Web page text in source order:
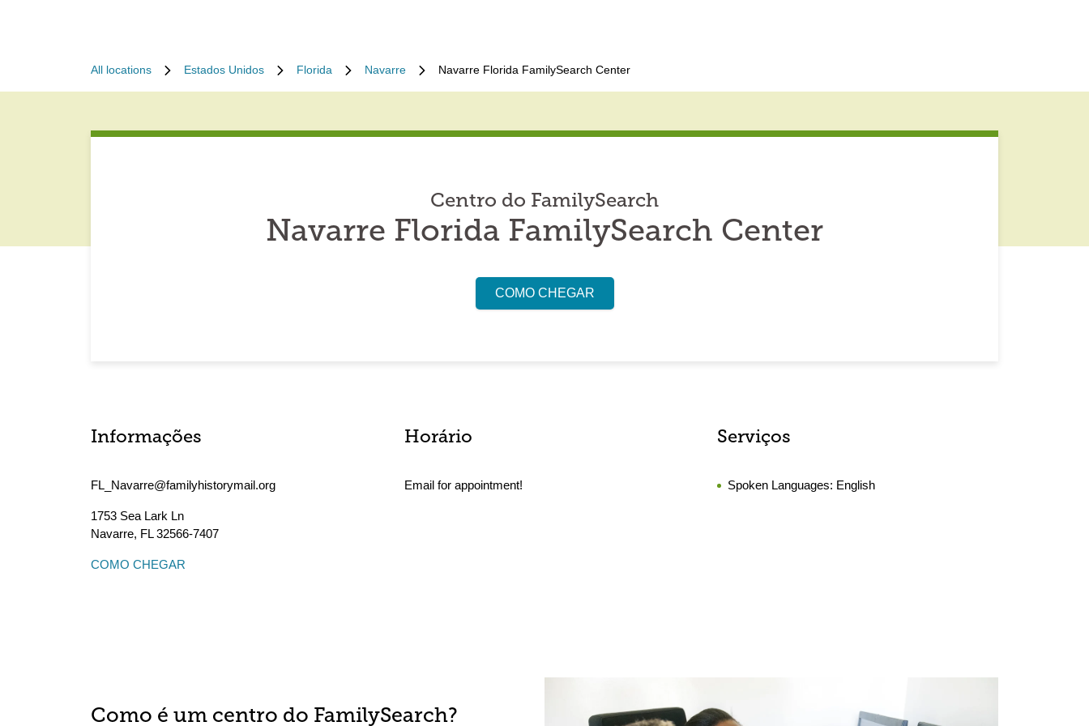
All locations Estados Unidos Florida Navarre Navarre Florida FamilySearch Center
Centro do FamilySearch
Navarre Florida FamilySearch Center
COMO CHEGAR
Informações
FL_Navarre@familyhistorymail.org
1753 Sea Lark Ln
Navarre, FL32566-7407
COMO CHEGAR
Horário
Email for appointment!
Serviços
Spoken Languages: English
Como é um centro do FamilySearch?